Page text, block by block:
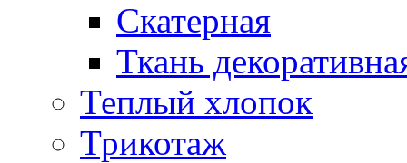
Скатерная
Ткань
Теплый хлопок
Трикотаж